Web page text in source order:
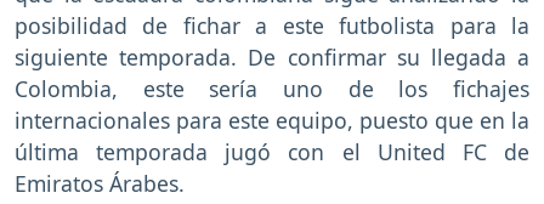
posibilidad de fichar a este futbolista para la
siguiente temporada. De confirmar su llegada a
Colombia, este sería uno de los fichajes
internacionales para este equipo, puesto que en la
última temporada jugó con el United FC de
Emiratos Árabes.